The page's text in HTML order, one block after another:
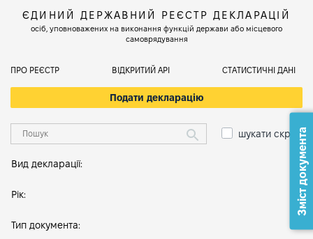
ЄДИНИЙ ДЕРЖАВНИЙ РЕЄСТР ДЕКЛАРАЦІЙ
осіб, уповноважених на виконання функцій держави або місцевого
самоврядування
ПРО РЕЄСТР ВІДКРИТИЙ АРІ СТАТИСТИЧНІ ДАНІ
Подати декларацію
шукати скрізь
Вид декларації:
Рік:
Тип документа:
Зміст документа